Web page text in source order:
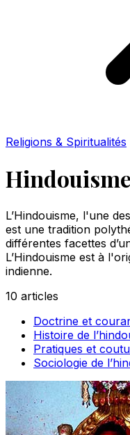
Religions & Spiritualités
Hindouisme
L’Hindouisme, l'une
est une tradition
différentes facettes
L’Hindouisme est à
indienne.
10 articles
Doctrine et
Histoire de
Pratiques et
Sociologie de